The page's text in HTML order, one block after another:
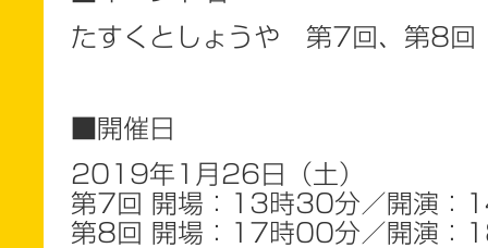
たすくとしょうや 第7回、第8回
■開催日
2019年1月26日（土）
第7回 開場：13時30分／開演：
第8回 開場：17時00分／開演：